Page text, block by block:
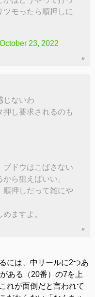
ツモったら順押しに
October 23, 2022
じないわ
押し要求されるのも
ブドウはこばさない
ら狙えばいい。
順押しだって雑にや
ますよ。
には、中リールに2つあ
ある（20番）の7を上
れが面倒だと言われて